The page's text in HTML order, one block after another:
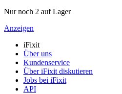
Nur noch 2 auf Lager
Anzeigen
iFixit
Über uns
Kundenservice
Über iFixit diskutieren
Jobs bei iFixit
API